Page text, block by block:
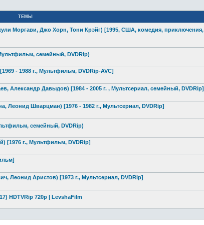
ТЕМЫ
Моргави, Джо Хорн, Тони Крэйг) [1995, США, комедия, приключения,
семейный, DVDRip)
- 1988 г., Мультфильм, DVDRip-AVC]
Александр Давыдов) [1984 - 2005 г. , Мультсериал, семейный, DVDRip]
Леонид Шварцман) [1976 - 1982 г., Мультсериал, DVDRip]
семейный, DVDRip)
[1976 г., Мультфильм, DVDRip]
Леонид Аристов) [1973 г., Мультсериал, DVDRip]
HDTVRip 720p | LevshaFilm